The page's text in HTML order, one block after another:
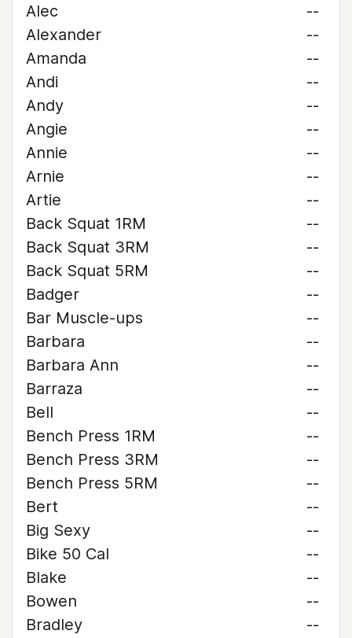
Alec
--
Alexander
--
Amanda
--
Andi
--
Andy
--
Angie
--
Annie
--
Arnie
--
Artie
--
Back Squat 1RM
--
Back Squat 3RM
--
Back Squat 5RM
--
Badger
--
Bar Muscle-ups
--
Barbara
--
Barbara Ann
--
Barraza
--
Bell
--
Bench Press 1RM
--
Bench Press 3RM
--
Bench Press 5RM
--
Bert
--
Big Sexy
--
Bike 50 Cal
--
Blake
--
Bowen
--
Bradley
--